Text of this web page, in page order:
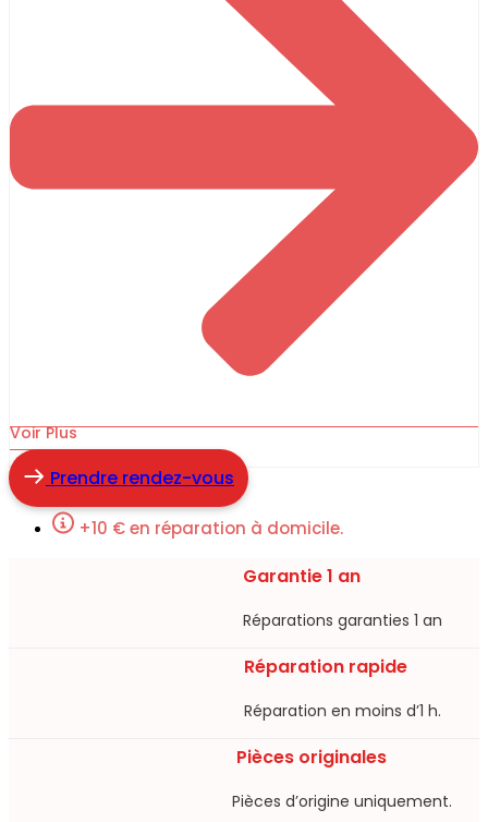
Voir Plus
Prendre rendez-vous
+10 € en réparation à domicile.
Garantie 1 an
Réparations garanties 1 an​
Réparation rapide
Réparation en moins d’1 h.​
Pièces originales
Pièces d’origine uniquement.​